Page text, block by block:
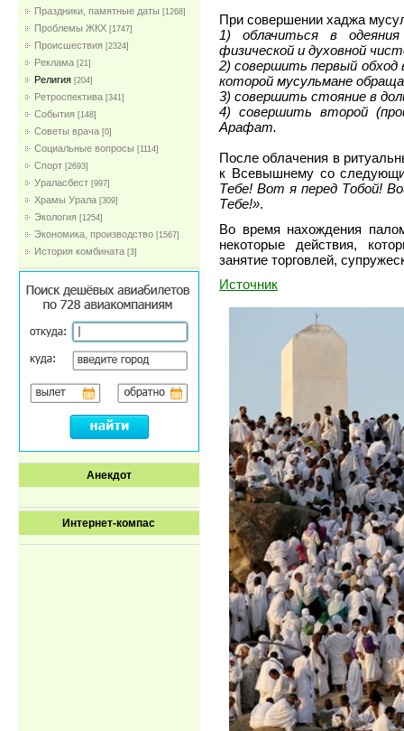
Праздники, памятные даты [1268]
Проблемы ЖКХ [1747]
Проиcшествия [2324]
Реклама [21]
Религия [204]
Ретроспектива [341]
События [148]
Советы врача [0]
Социальные вопросы [1114]
Спорт [2693]
Ураласбест [997]
Храмы Урала [309]
Экология [1254]
Экономика, производство [1567]
История комбината [3]
Анекдот
Интернет-компас
При совершении хаджа
1) облачиться в
физической и духовной
2) совершить первый обход
которой мусульмане
3) совершить стояние в
4) совершить второй
Арафат.
После облачения в
к Всевышнему со
Тебе! Вот я перед Тобой!
Тебе!».
Во время нахождения
некоторые действия,
занятие торговлей,
Источник